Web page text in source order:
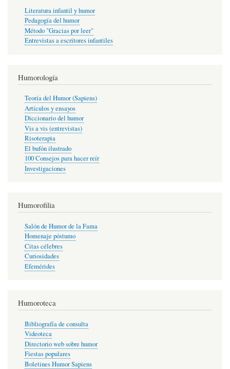
Literatura infantil y humor
Pedagogía del humor
Método "Gracias por leer"
Entrevistas a escritores infantiles
Humorología
Teoría del Humor (Sapiens)
Artículos y ensayos
Diccionario del humor
Vis a vis (entrevistas)
Risoterapia
El bufón ilustrado
100 Consejos para hacer reír
Investigaciones
Humorofilia
Salón de Humor de la Fama
Homenaje póstumo
Citas célebres
Curiosidades
Efemérides
Humoroteca
Bibliografía de consulta
Videoteca
Directorio web sobre humor
Fiestas populares
Boletines Humor Sapiens